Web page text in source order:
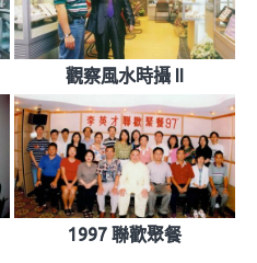
觀察風水時攝 II
1997 聯歡聚餐